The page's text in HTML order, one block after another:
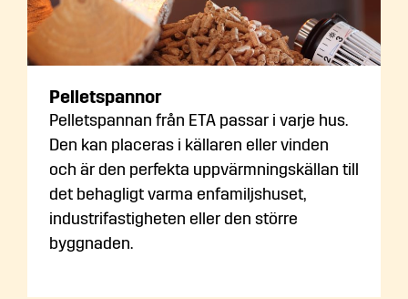
Pelletspannor
Pelletspannan från ETA passar i varje hus.
Den kan placeras i källaren eller vinden
och är den perfekta uppvärmningskällan till
det behagligt varma enfamiljshuset,
industrifastigheten eller den större
byggnaden.